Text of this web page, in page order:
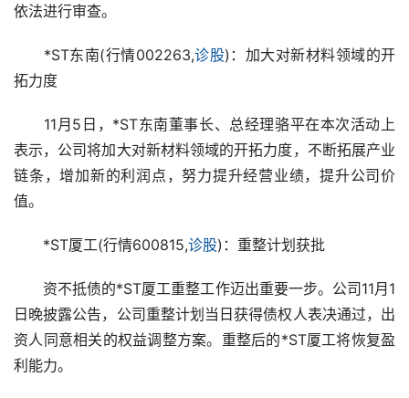
依法进行审查。
*ST东南(行情002263,诊股)：加大对新材料领域的开
拓力度
11月5日，*ST东南董事长、总经理骆平在本次活动上
表示，公司将加大对新材料领域的开拓力度，不断拓展产业
链条，增加新的利润点，努力提升经营业绩，提升公司价
值。
*ST厦工(行情600815,诊股)：重整计划获批
资不抵债的*ST厦工重整工作迈出重要一步。公司11月1
日晚披露公告，公司重整计划当日获得债权人表决通过，出
资人同意相关的权益调整方案。重整后的*ST厦工将恢复盈
利能力。